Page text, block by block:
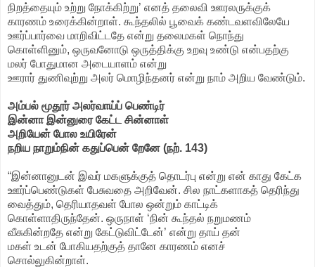
நிறத்தையும் உற்று நோக்கிற்று’ எனத் தலைவி ஊரலருக்குக்
காரணம் உரைக்கின்றாள். கூந்தலில் பூவைக் கண்டவளவிலேயே
ஊர்ப்பார்வை மாறிவிட்டதே என்று தலைமகள் நொந்து
கொள்ளினும், ஒருவனோடு ஒருத்திக்கு உறவு உண்டு என்பதற்கு
மலர் போதுமான அடையாளம் என்று
ஊரார் துணிவுற்று அலர் மொழிந்தனர் என்று நாம் அறிய வேண்டும்.
அம்பல் மூதூர் அலர்வாய்ப் பெண்டிர்
இன்னா இன்னுரை கேட்ட சின்னாள்
அறியேன் போல உயிரேன்
நறிய நாறும்நின் கதுப்பென் றேனே (நற். 143)
“இன்னானுடன் இவர் மகளுக்குத் தொடர்பு என்று என் காது கேட்க
ஊர்ப்பெண்டுகள் பேசுவதை அறிவேன். சில நாட்களாகத் தெரிந்து
வைத்தும், தெரியாதவள் போல ஒன்றும் காட்டிக்
கொள்ளாதிருந்தேன். ஒருநாள் ‘நின் கூந்தல் நறுமணம்
வீசுகின்றதே என்று கேட்டுவிட்டேன்’ என்று தாய் தன்
மகள் உடன் போகியதற்குத் தானே காரணம் எனச்
சொல்லுகின்றாள்.